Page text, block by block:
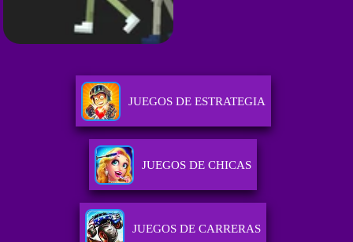
JUEGOS DE ESTRATEGIA
JUEGOS DE CHICAS
JUEGOS DE CARRERAS